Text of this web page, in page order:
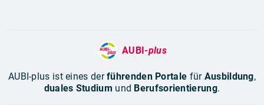
AUBI-plus
AUBI-plus ist eines derführenden Portale für Ausbildung,
duales Studium und Berufsorientierung.